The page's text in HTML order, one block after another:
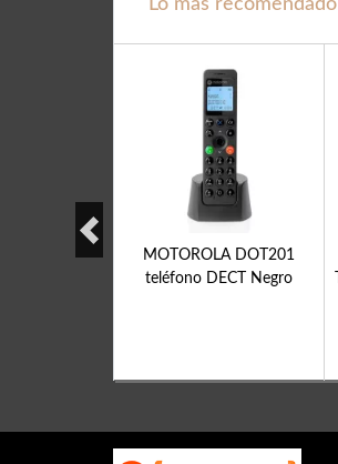
Lo más recomendado
International
MOTOROLA DOT201
teléfono DECT Negro